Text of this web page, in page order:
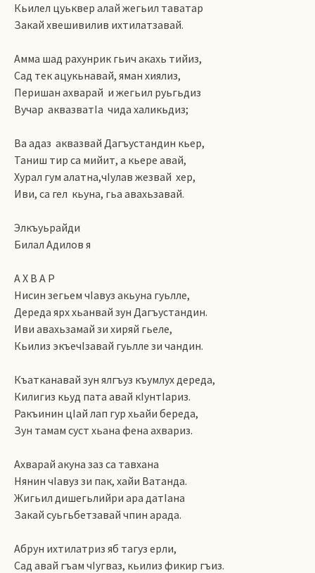
Кьилел цуьквер алай жегьил таватар
Закай хвешивилив ихтилатзавай.
Амма шад рахунрик гьич акахь тийиз,
Сад тек ацукьнавай, яман хиялиз,
Перишан ахварай и жегьил руьгьдиз
Вучар аквазватIа чида халикьдиз;
Ва адаз аквазвай Дагъустандин кьер,
Таниш тир са мийит, а кьере авай,
Хурал гум алатна,чIулав жезвай хер,
Иви, са гел кьуна, гьа авахьзавай.
Элкъуьрайди
Билал Адилов я
А Х В А Р
Нисин зегьем чIавуз акьуна гуьлле,
Дереда ярх хьанвай зун Дагъустандин.
Иви авахьзамай зи хиряй гьеле,
Кьилиз экъечIзавай гуьлле зи чандин.
Къатканавай зун ялгъуз къумлух дереда,
Килигиз кьуд пата авай кIунтIариз.
Ракъинин цIай лап гур хьайи береда,
Зун тамам суст хьана фена ахвариз.
Ахварай акуна заз са тавхана
Нянин чIавуз зи пак, хайи Ватанда.
Жигьил дишегьлийри ара датIана
Закай суьгьбетзавай чпин арада.
Абрун ихтилатриз яб тагуз ерли,
Сад авай гъам чIугваз, кьилиз фикир гъиз.